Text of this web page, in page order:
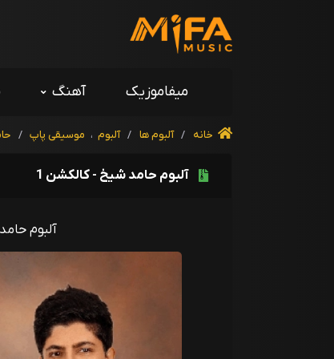
میفاموزیک آهنگ
خانه / آلبوم ها / آلبوم ، موسیقی پاپ /
آلبوم حامد شیخ - کالکشن 1
آلبوم